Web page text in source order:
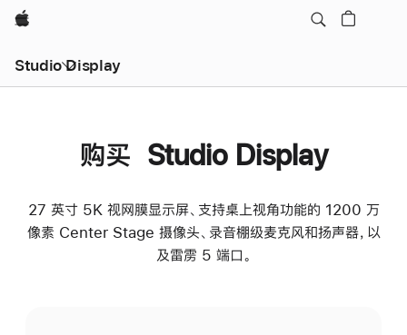
Apple
Studio Display
购买 Studio Display
27 英寸 5K 视网膜显示屏、支持桌上视角功能的 1200 万
像素 Center Stage 摄像头、录音棚级麦克风和扬声器，以
及雷雳 5 端口。